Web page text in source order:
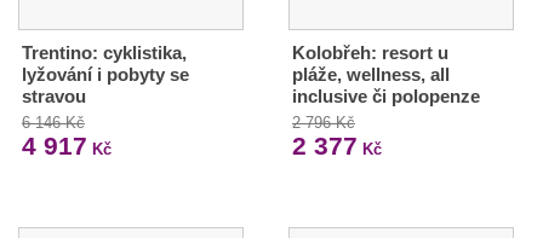
Trentino: cyklistika,
lyžování i pobyty se
stravou
6 146 Kč
4 917 Kč
Kolobřeh: resort u
pláže, wellness, all
inclusive či polopenze
2 796 Kč
2 377 Kč